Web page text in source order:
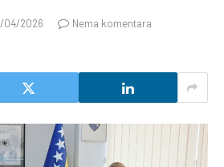
04/2026
Nema komentara